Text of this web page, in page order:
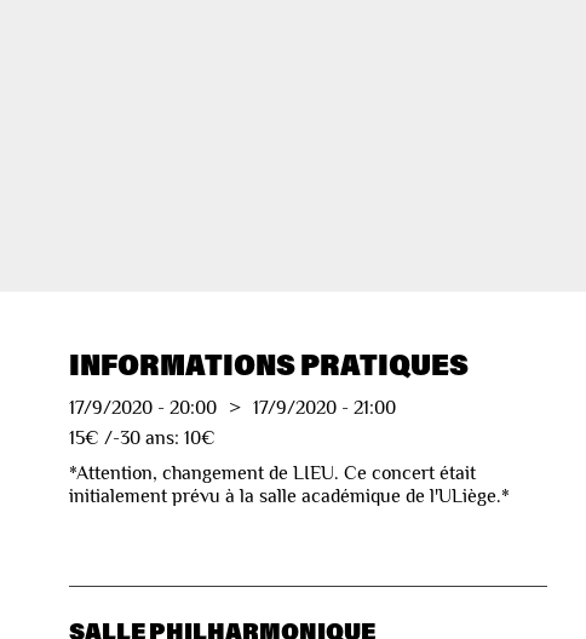
INFORMATIONS PRATIQUES
17/9/2020 -20:00 > 17/9/2020 -21:00
15€ /-30 ans: 10€
*Attention, changement de LIEU. Ce concert était
initialement prévu à la salle académique de l'ULiège.*
SALLE PHILHARMONIQUE